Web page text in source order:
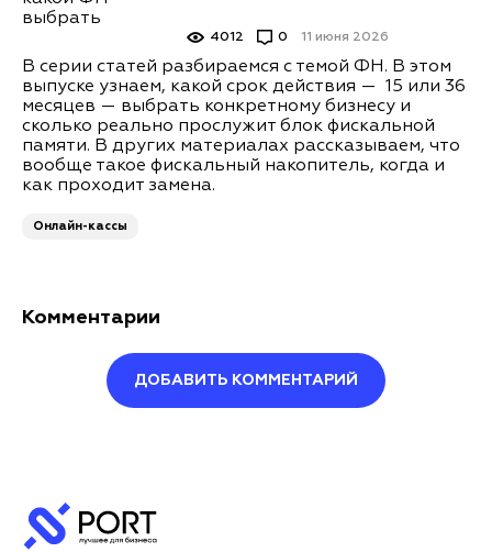
11 июня 2026
4012 0
В серии статей разбираемся с темой ФН. В этом
выпуске узнаем, какой срок действия — 15 или 36
месяцев — выбрать конкретному бизнесу и
сколько реально прослужит блок фискальной
памяти. В других материалах рассказываем, что
вообще такое фискальный накопитель, когда и
как проходит замена.
Онлайн-кассы
Комментарии
ДОБАВИТЬ КОММЕНТАРИЙ